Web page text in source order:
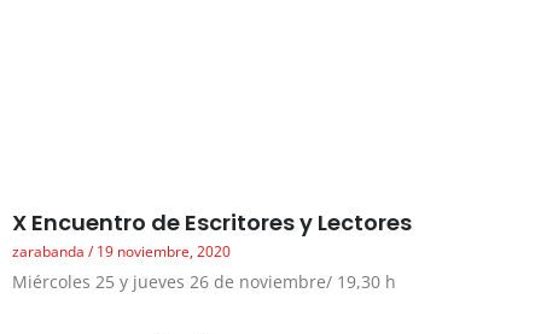
X Encuentro de Escritores y Lectores
zarabanda 19 noviembre, 2020
Miércoles 25 y jueves 26 de noviembre/ 19,30 h